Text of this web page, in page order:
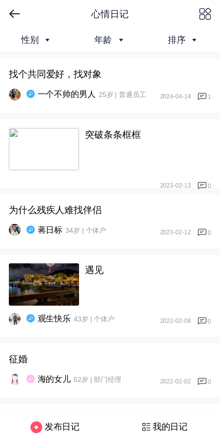
心情日记
性别 年龄 排序
下拉刷新
找个共同爱好，找对象
一个不帅的男人 25岁 | 普通员工 2024-04-14 1
突破条条框框
2023-02-13 0
为什么残疾人难找伴侣
蒋日标 34岁 | 个体户 2023-02-12 0
遇见
观生快乐 43岁 | 个体户 2022-02-08 0
征婚
海的女儿 52岁 | 部门经理 2022-02-02 0
疫中见闻
发布日记 我的日记